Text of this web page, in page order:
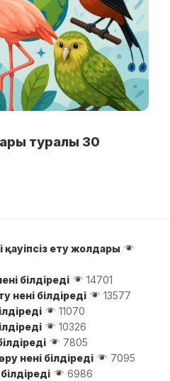
туралы 30
ету жолдары
білдіреді
14701
нені білдіреді
13577
11070
10326
7805
нені білдіреді
7095
6986